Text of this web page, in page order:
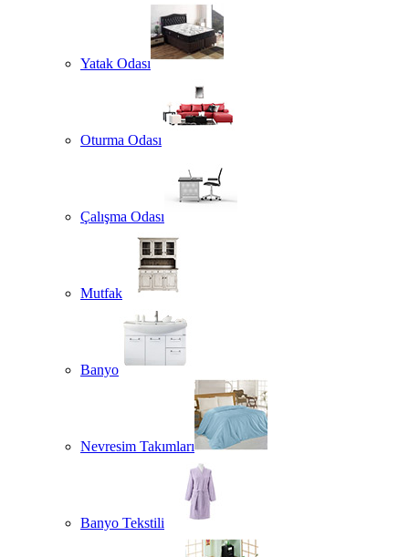
Yatak Odası
Oturma Odası
Çalışma Odası
Mutfak
Banyo
Nevresim Takımları
Banyo Tekstili